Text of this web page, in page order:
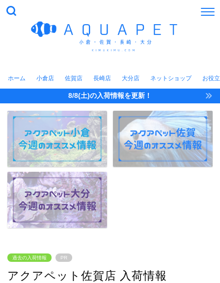
ホーム 小倉店 佐賀店 長崎店 大分店 ネットショップ お役
8/8(土)の入荷情報を更新！
過去の入荷情報 PR
アクアペット佐賀店 入荷情報